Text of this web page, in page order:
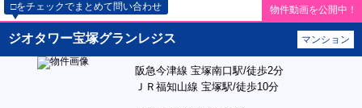
□をチェックでまとめて問い合わせ 物件動画を公開中！
ジオタワー宝塚グランレジス マンション
阪急今津線 宝塚南口駅/徒歩2分
ＪＲ福知山線 宝塚駅/徒歩10分